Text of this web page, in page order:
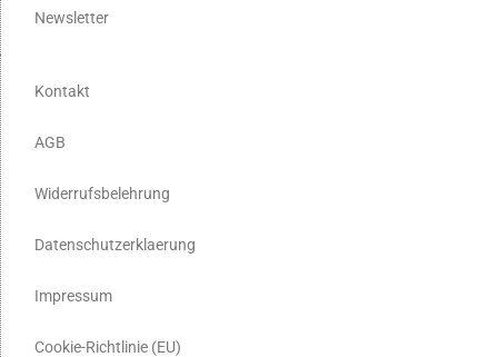
Newsletter
Kontakt
AGB
Widerrufsbelehrung
Datenschutzerklaerung
Impressum
Cookie-Richtlinie (EU)